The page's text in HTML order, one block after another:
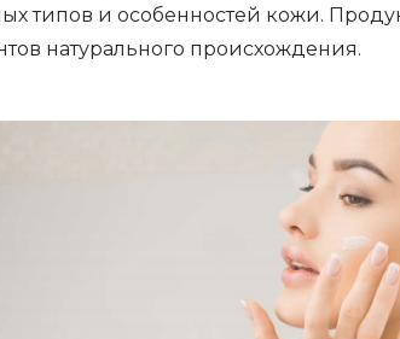
типов и особенностей кожи.
натурального происхождения.